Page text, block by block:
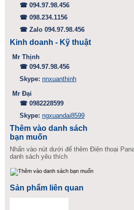
☎ 094.97.98.456
☎ 098.234.1156
☎ Zalo 094.97.98.456
Kinh doanh - Kỹ thuật
Mr Thịnh
☎ 094.97.98.456
Skype: nnxuanthinh
Mr Đại
☎ 0982228599
Skype: ngxuandai8599
Thêm vào danh sách
bạn muốn
Nhấn vào nút dưới để thêm Điện thoại
danh sách yêu thích
Sản phẩm liên quan